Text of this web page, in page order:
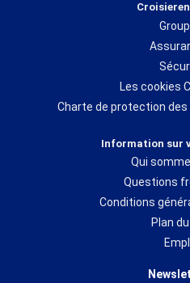
Les cookies
Charte de protection
Information sur
Qui
Questions
Conditions
Plan